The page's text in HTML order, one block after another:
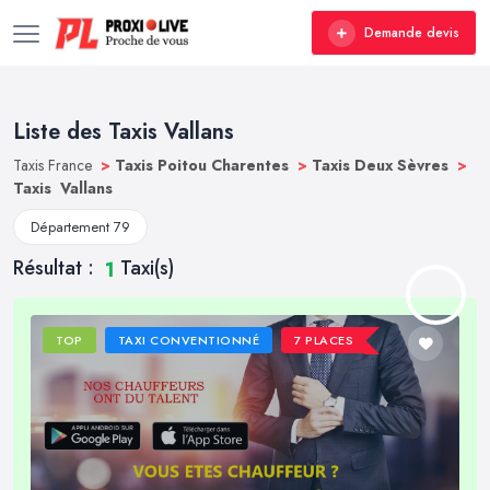
Demande devis
Liste des Taxis Vallans
Taxis France > Taxis Poitou Charentes > Taxis Deux Sèvres >
Taxis Vallans
Département 79
Résultat : 1 Taxi(s)
TOP TAXI CONVENTIONNÉ 7 PLACES